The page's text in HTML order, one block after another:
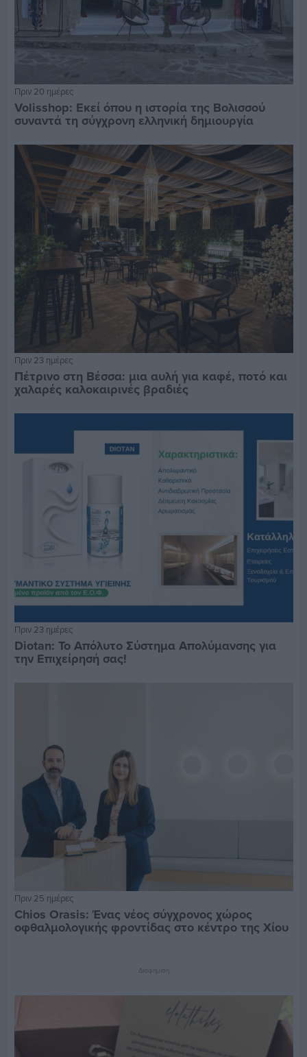
Πριν 20 ημέρες
Volisshop: Εκεί όπου η ιστορία της Βολισσού
συναντά τη σύγχρονη ελληνική δημιουργία
Πριν 23 ημέρες
Πέτρινο στη Βέσσα: μια αυλή για καφέ, ποτό και
χαλαρές καλοκαιρινές βραδιές
Πριν 23 ημέρες
Diotan: Το Απόλυτο Σύστημα Απολύμανσης για
την Επιχείρησή σας!
Πριν 25 ημέρες
Chios Orasis: Ένας νέος σύγχρονος χώρος
οφθαλμολογικής φροντίδας στο κέντρο της Χίου
Διαφήμιση